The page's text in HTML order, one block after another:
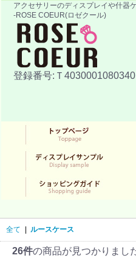
アクセサリーのディスプレイや什器
-ROSE COEUR(ロゼクール)
登録番号:Ｔ4030001080340
全て ルースケース
26件の商品が見つかりまし